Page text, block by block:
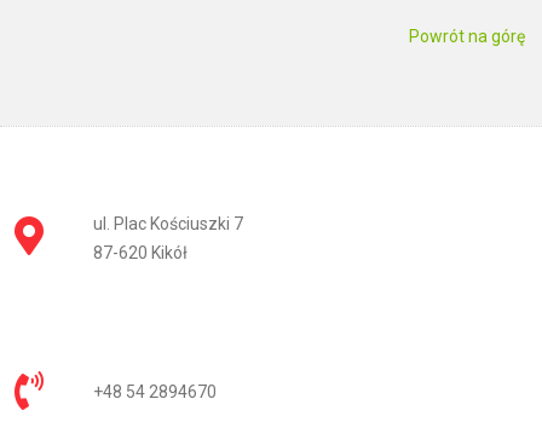
Powrót na górę
ul. Plac Kościuszki 7
87-620 Kikół
+48 54 2894670